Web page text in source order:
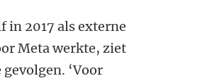
in 2017 als externe
Meta werkte, ziet
‘Voor